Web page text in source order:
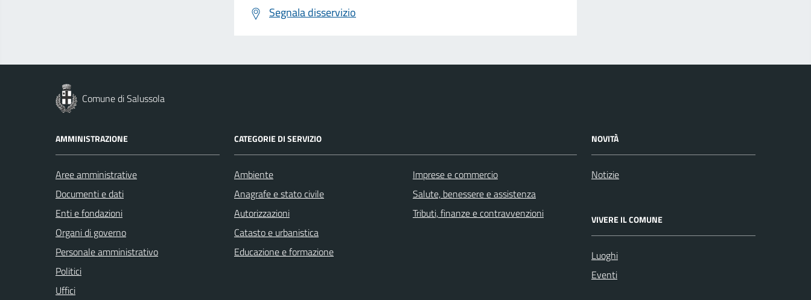
Segnala disservizio
Comune di Salussola
AMMINISTRAZIONE
Aree amministrative
Documenti e dati
Enti e fondazioni
Organi di governo
Personale amministrativo
Politici
Uffici
CATEGORIE DI SERVIZIO
Ambiente
Anagrafe e stato civile
Autorizzazioni
Catasto e urbanistica
Educazione e formazione
Imprese e commercio
Salute, benessere e assistenza
Tributi, finanze e contravvenzioni
NOVITÀ
Notizie
VIVERE IL COMUNE
Luoghi
Eventi